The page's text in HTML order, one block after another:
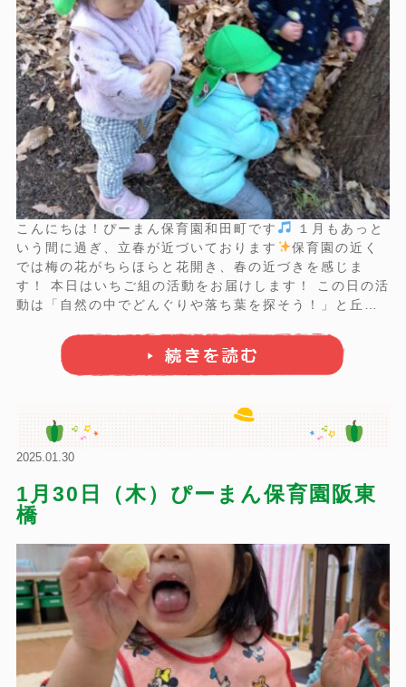
こんにちは！ぴーまん保育園和田町です
１月もあっと
いう間に過ぎ、立春が近づいております
保育園の近く
では梅の花がちらほらと花開き、春の近づきを感じま
す！ 本日はいちご組の活動をお届けします！ この日の活
動は「自然の中でどんぐりや落ち葉を探そう！」と丘の
き、子どもたちがワクワクする公園へ到着
木の幹を覗
き込み、「おーい！りすさ～ん」と公園に住む動 ...
2025.01.30
1月30日（木）ぴーまん保育園阪東
橋